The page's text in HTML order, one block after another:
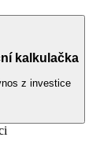
kalkulačka
z investice